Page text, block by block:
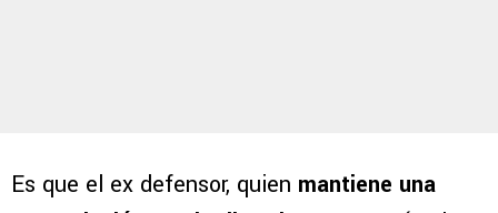
Es que el ex defensor, quien mantiene una